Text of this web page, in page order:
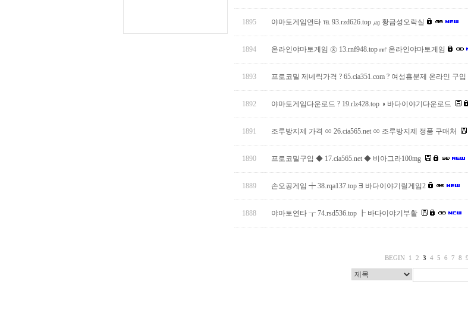
1895 야마토게임연타 ℡ 93.rzd626.top ㎍ 황금성오락실
1894 온라인야마토게임 ㉩ 13.rnf948.top ㎣ 온라인야마토게임
1893 프로코밀 제네릭가격 ? 65.cia351.com ? 여성흥분제 온라인 구입
1892 야마토게임다운로드 ? 19.rlz428.top ◑ 바다이야기다운로드
1891 조루방지제 가격 ㆀ 26.cia565.net ㆀ 조루방지제 정품 구매처
1890 프로코밀구입 ◆ 17.cia565.net ◆ 비아그라100mg
1889 손오공게임 ┿ 38.rqa137.top ∃ 바다이야기릴게임2
1888 야마토연타 ┲ 74.rsd536.top ┣ 바다이야기부활
BEGIN 1 2 3 4 5 6 7 8 9